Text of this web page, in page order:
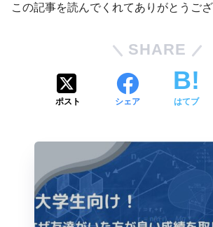
この記事を読んでくれてありがとうござ
SHARE
ポスト シェア はてブ